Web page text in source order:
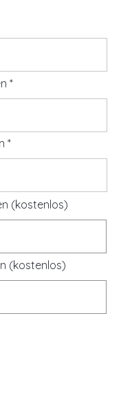
(kostenlos)
(kostenlos)